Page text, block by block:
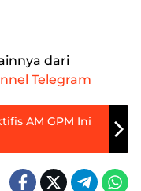
dari
Telegram
AM GPM Ini